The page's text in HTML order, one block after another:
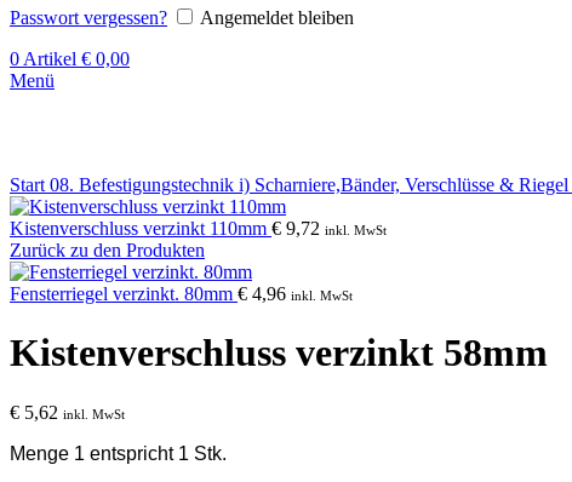
Passwort vergessen?
Angemeldet bleiben
0 Artikel € 0,00
Menü
Start 08. Befestigungstechnik i) Scharniere,Bänder, Verschlüsse & Riegel
Kistenverschluss verzinkt 110mm € 9,72 inkl. MwSt
Zurück zu den Produkten
Fensterriegel verzinkt. 80mm € 4,96 inkl. MwSt
Kistenverschluss verzinkt 58mm
€ 5,62 inkl. MwSt
Menge 1 entspricht 1 Stk.